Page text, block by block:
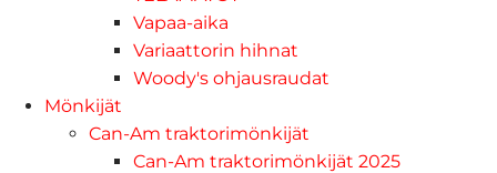
Vapaa-aika
Variaattorin hihnat
Woody's ohjausraudat
Mönkijät
Can-Am traktorimönkijät
Can-Am traktorimönkijät 2025